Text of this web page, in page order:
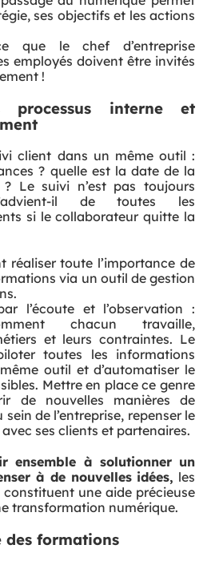
ses objectifs et les actions
que le chef d’entreprise
employés doivent être invités
!
processus interne et
client dans un même outil :
? quelle est la date de la
? Le suivi n’est pas toujours
il de toutes les
si le collaborateur quitte la
réaliser toute l’importance de
via un outil de gestion
l’écoute et l’observation :
chacun travaille,
et leurs contraintes. Le
toutes les informations
outil et d’automatiser le
Mettre en place ce genre
de nouvelles manières de
de l’entreprise, repenser le
ses clients et partenaires.
ensemble à solutionner un
à de nouvelles idées, les
une aide précieuse
transformation numérique.
des formations